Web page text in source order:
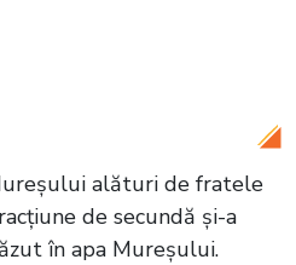
alături de fratele
de secundă și-a
în apa Mureșului.